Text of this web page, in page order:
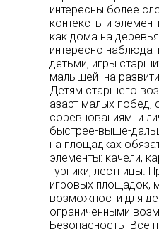
интересны более
контексты и
как дома на
интересно
детьми, игры
малышей на
Детям старшего
азарт малых побед,
соревнованиям и
быстрее-выше-
на площадках
элементы: качели,
турники, лестницы.
игровых площадок,
возможности для
ограниченными
Безопасность Все